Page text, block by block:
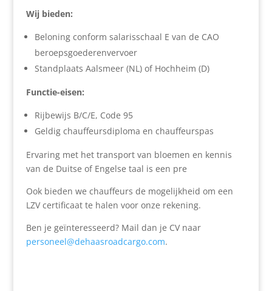
Wij bieden:
Beloning conform salarisschaal E van de CAO
beroepsgoederenvervoer
Standplaats Aalsmeer (NL) of Hochheim (D)
Functie-eisen:
Rijbewijs B/C/E, Code 95
Geldig chauffeursdiploma en chauffeurspas
Ervaring met het transport van bloemen en kennis
van de Duitse of Engelse taal is een pre
Ook bieden we chauffeurs de mogelijkheid om een
LZV certificaat te halen voor onze rekening.
Ben je geïnteresseerd? Mail dan je CV naar
personeel@dehaasroadcargo.com.